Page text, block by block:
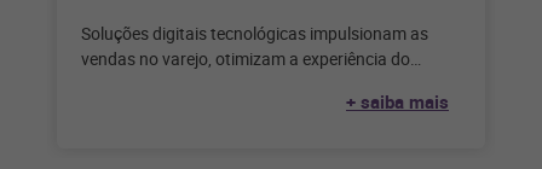
Soluções digitais tecnológicas impulsionam as
vendas no varejo, otimizam a experiência do
+ saiba mais